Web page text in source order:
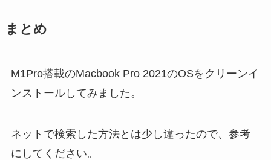
まとめ
M1Pro搭載のMacbook Pro 2021のOSをクリーンイ
ンストールしてみました。
ネットで検索した方法とは少し違ったので、参考
にしてください。